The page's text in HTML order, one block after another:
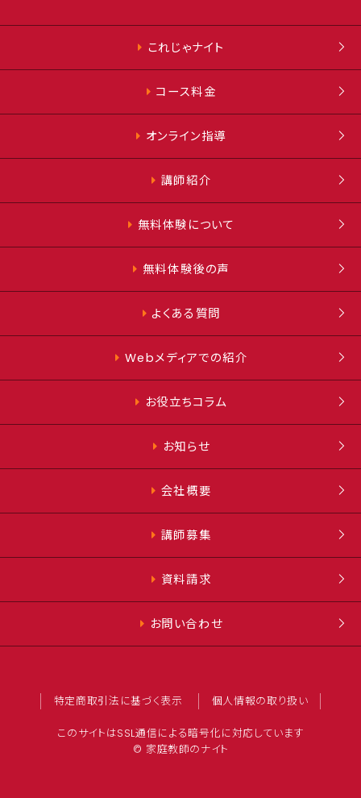
これじゃナイト
コース料金
オンライン指導
講師紹介
無料体験について
無料体験後の声
よくある質問
Webメディアでの紹介
お役立ちコラム
お知らせ
会社概要
講師募集
資料請求
お問い合わせ
特定商取引法に基づく表示 個人情報の取り扱い
このサイトはSSL通信による暗号化に対応しています
© 家庭教師のナイト